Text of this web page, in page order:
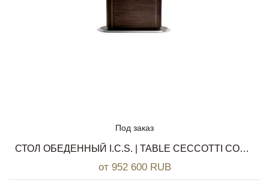
Под заказ
СТОЛ ОБЕДЕННЫЙ I.C.S. | TABLE CECCOTTI COLLEZIONI
от 952 600 RUB